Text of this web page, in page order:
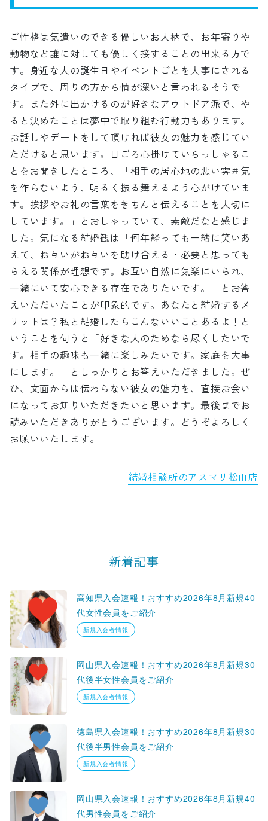
ご性格は気遣いのできる優しいお人柄で、お年寄りや
動物など誰に対しても優しく接することの出来る方で
す。身近な人の誕生日やイベントごとを大事にされる
タイプで、周りの方から情が深いと言われるそうで
す。また外に出かけるのが好きなアウトドア派で、や
ると決めたことは夢中で取り組む行動力もあります。
お話しやデートをして頂ければ彼女の魅力を感じてい
ただけると思います。日ごろ心掛けていらっしゃるこ
とをお聞きしたところ、「相手の居心地の悪い雰囲気
を作らないよう、明るく振る舞えるよう心がけていま
す。挨拶やお礼の言葉をきちんと伝えることを大切に
しています。」とおしゃっていて、素敵だなと感じま
した。気になる結婚観は「何年経っても一緒に笑いあ
えて、お互いがお互いを助け合える・必要と思っても
らえる関係が理想です。お互い自然に気楽にいられ、
一緒にいて安心できる存在でありたいです。」とお答
えいただいたことが印象的です。あなたと結婚するメ
リットは？私と結婚したらこんないいことあるよ！と
いうことを伺うと「好きな人のためなら尽くしたいで
す。相手の趣味も一緒に楽しみたいです。家庭を大事
にします。」としっかりとお答えいただきました。ぜ
ひ、文面からは伝わらない彼女の魅力を、直接お会い
になってお知りいただきたいと思います。最後までお
読みいただきありがとうございます。どうぞよろしく
お願いいたします。
結婚相談所のアスマリ松山店
新着記事
高知県入会速報！おすすめ2026年8月新規40
代女性会員をご紹介
新規入会者情報
岡山県入会速報！おすすめ2026年8月新規30
代後半女性会員をご紹介
新規入会者情報
徳島県入会速報！おすすめ2026年8月新規30
代後半男性会員をご紹介
新規入会者情報
岡山県入会速報！おすすめ2026年8月新規40
代男性会員をご紹介